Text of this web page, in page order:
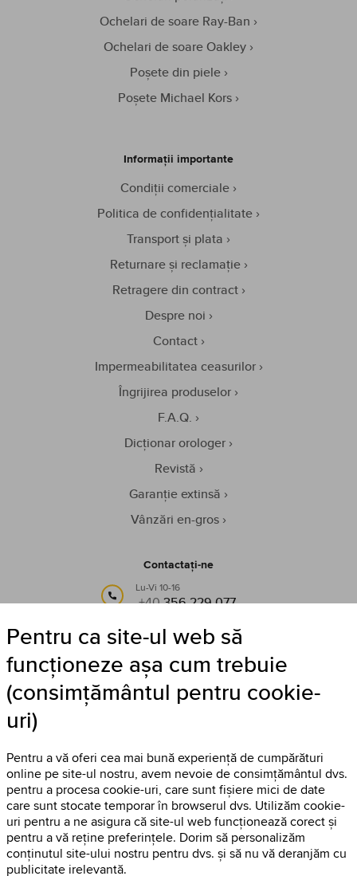
Ochelari de soare Ray-Ban
Ochelari de soare Oakley
Poșete din piele
Poșete Michael Kors
Informații importante
Condiții comerciale
Politica de confidențialitate
Transport și plata
Returnare și reclamație
Retragere din contract
Despre noi
Contact
Impermeabilitatea ceasurilor
Îngrijirea produselor
F.A.Q.
Dicționar orologer
Revistă
Garanție extinsă
Vânzări en-gros
Contactați-ne
Lu-Vi 10-16
+40356 229 077
sau pe e-mail:
info@timestore.ro
Urmăriți-ne
Pentru ca site-ul web să
funcționeze așa cum trebuie
(consimțământul pentru cookie-
uri)
Pentru a vă oferi cea mai bună experiență de cumpărături
online pe site-ul nostru, avem nevoie de consimțământul dvs.
pentru a procesa cookie-uri, care sunt fișiere mici de date
care sunt stocate temporar în browserul dvs. Utilizăm cookie-
uri pentru a ne asigura că site-ul web funcționează corect și
pentru a vă reține preferințele. Dorim să personalizăm
conținutul site-ului nostru pentru dvs. și să nu vă deranjăm cu
publicitate irelevantă.